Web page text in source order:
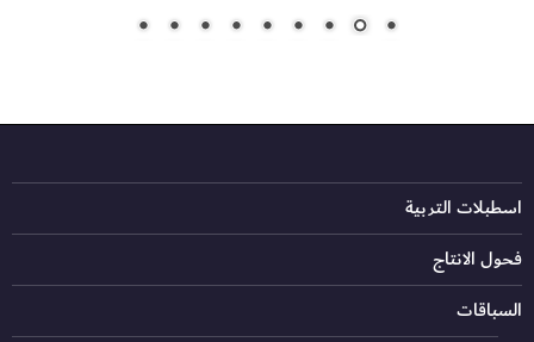
اسطبلات التربية
فحول الانتاج
السباقات